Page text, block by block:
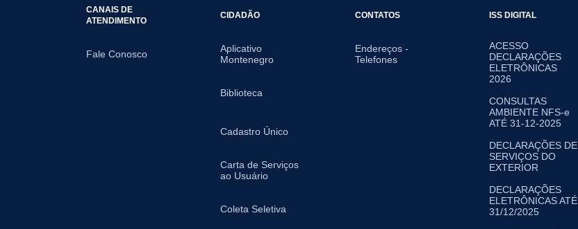
CANAIS DE
ATENDIMENTO
Fale Conosco
CIDADÃO
Aplicativo
Montenegro
Biblioteca
Cadastro Único
Carta de Serviços
ao Usuário
Coleta Seletiva
CONTATOS
Endereços -
Telefones
ISS DIGITAL
ACESSO
DECLARAÇÕES
ELETRÔNICAS
2026
CONSULTAS
AMBIENTE NFS-e
ATÉ 31-12-2025
DECLARAÇÕES DE
SERVIÇOS DO
EXTERIOR
DECLARAÇÕES
ELETRÔNICAS ATÉ
31/12/2025